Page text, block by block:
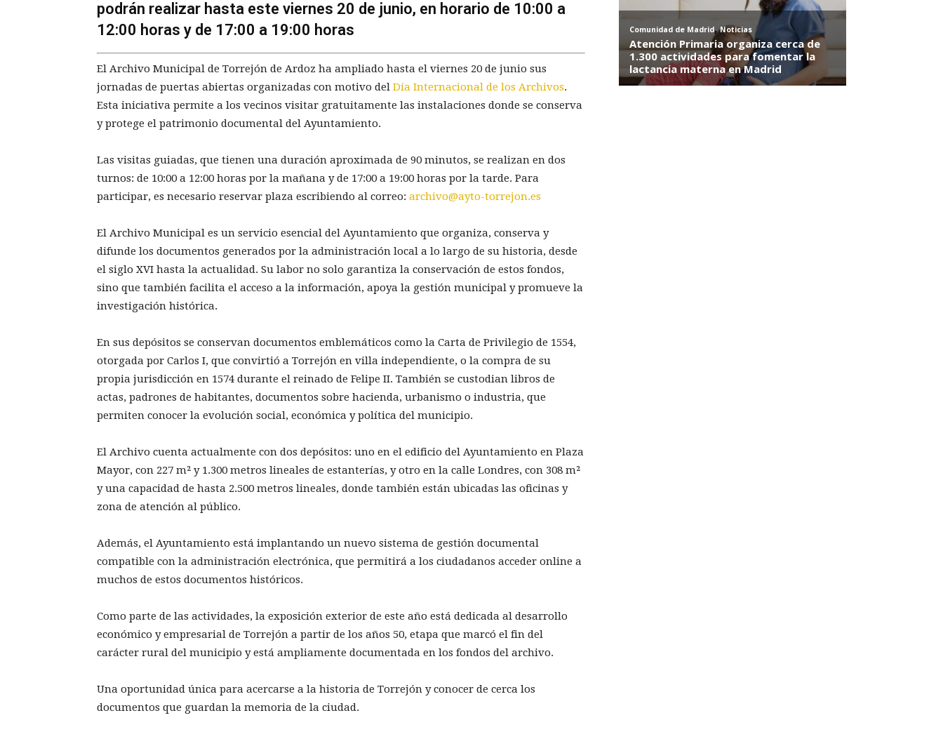
podrán realizar hasta este viernes 20 de junio, en horario de 10:00 a
12:00 horas y de 17:00 a 19:00 horas
El Archivo Municipal de Torrejón de Ardoz ha ampliado hasta el viernes 20 de junio sus
jornadas de puertas abiertas organizadas con motivo del Día Internacional de los Archivos.
Esta iniciativa permite a los vecinos visitar gratuitamente las instalaciones donde se conserva
y protege el patrimonio documental del Ayuntamiento.
Las visitas guiadas, que tienen una duración aproximada de 90 minutos, se realizan en dos
turnos: de 10:00 a 12:00 horas por la mañana y de 17:00 a 19:00 horas por la tarde. Para
participar, es necesario reservar plaza escribiendo al correo: archivo@ayto-torrejon.es
El Archivo Municipal es un servicio esencial del Ayuntamiento que organiza, conserva y
difunde los documentos generados por la administración local a lo largo de su historia, desde
el siglo XVI hasta la actualidad. Su labor no solo garantiza la conservación de estos fondos,
sino que también facilita el acceso a la información, apoya la gestión municipal y promueve la
investigación histórica.
En sus depósitos se conservan documentos emblemáticos como la Carta de Privilegio de 1554,
otorgada por Carlos I, que convirtió a Torrejón en villa independiente, o la compra de su
propia jurisdicción en 1574 durante el reinado de Felipe II. También se custodian libros de
actas, padrones de habitantes, documentos sobre hacienda, urbanismo o industria, que
permiten conocer la evolución social, económica y política del municipio.
El Archivo cuenta actualmente con dos depósitos: uno en el edificio del Ayuntamiento en Plaza
Mayor, con 227 m² y 1.300 metros lineales de estanterías, y otro en la calle Londres, con 308 m²
y una capacidad de hasta 2.500 metros lineales, donde también están ubicadas las oficinas y
zona de atención al público.
Además, el Ayuntamiento está implantando un nuevo sistema de gestión documental
compatible con la administración electrónica, que permitirá a los ciudadanos acceder online a
muchos de estos documentos históricos.
Como parte de las actividades, la exposición exterior de este año está dedicada al desarrollo
económico y empresarial de Torrejón a partir de los años 50, etapa que marcó el fin del
carácter rural del municipio y está ampliamente documentada en los fondos del archivo.
Una oportunidad única para acercarse a la historia de Torrejón y conocer de cerca los
documentos que guardan la memoria de la ciudad.